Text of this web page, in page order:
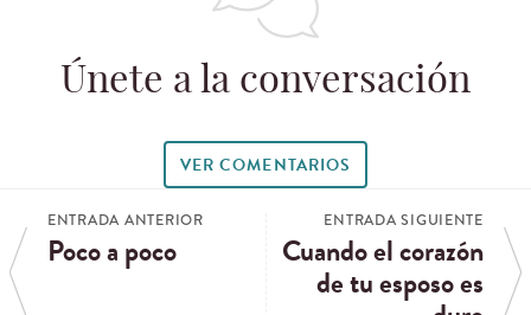
Únete a la conversación
VER COMENTARIOS
ENTRADA ANTERIOR
Poco a poco
ENTRADA SIGUIENTE
Cuando el corazón
de tu esposo es